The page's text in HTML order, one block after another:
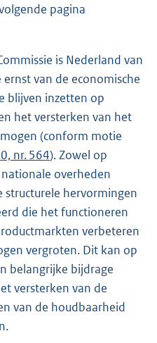
pagina
is Nederland van
van de economische
blijven inzetten op
het versterken van het
(conform motie
nr. 564). Zowel op
overheden
structurele hervormingen
die het functioneren
verbeteren
vergroten. Dit kan op
belangrijke bijdrage
versterken van de
van de houdbaarheid